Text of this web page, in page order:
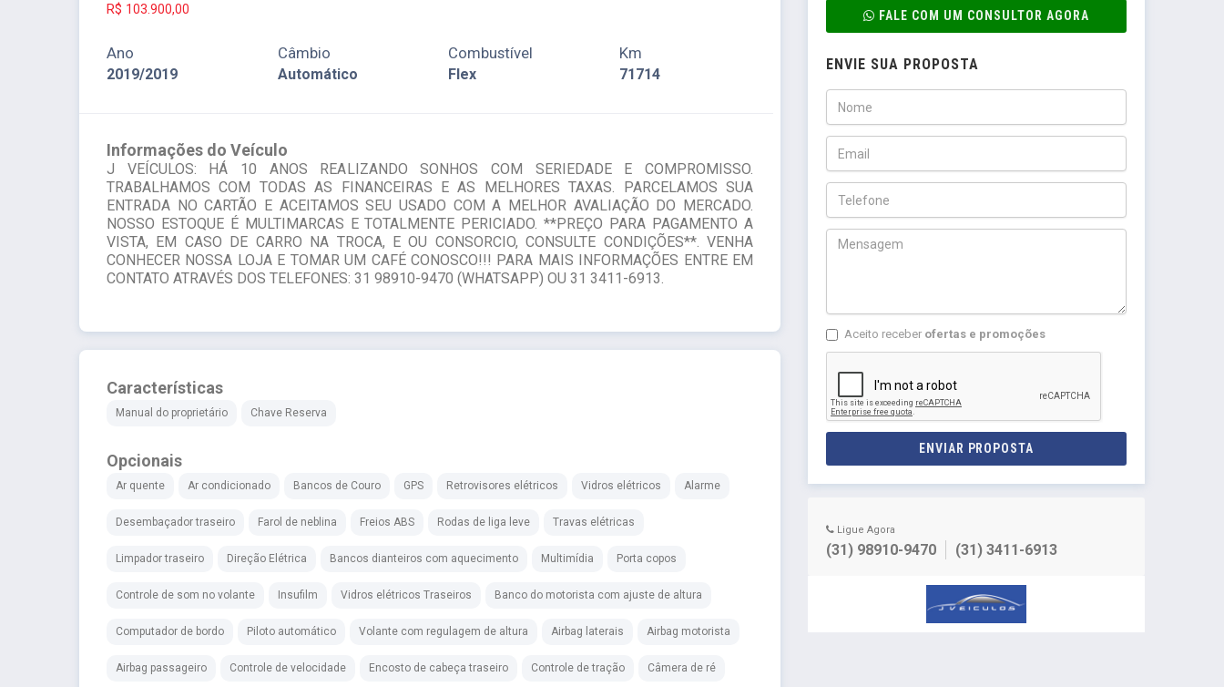
R$ 103.900,00
Ano
2019/2019
Câmbio
Automático
Combustível
Flex
Km
71714
Informações do Veículo
J VEÍCULOS: HÁ 10 ANOS REALIZANDO SONHOS COM SERIEDADE E COMPROMISSO.
TRABALHAMOS COM TODAS AS FINANCEIRAS E AS MELHORES TAXAS. PARCELAMOS SUA
ENTRADA NO CARTÃO E ACEITAMOS SEU USADO COM A MELHOR AVALIAÇÃO DO MERCADO.
NOSSO ESTOQUE É MULTIMARCAS E TOTALMENTE PERICIADO. **PREÇO PARA PAGAMENTO A
VISTA, EM CASO DE CARRO NA TROCA, E OU CONSORCIO, CONSULTE CONDIÇÕES**. VENHA
CONHECER NOSSA LOJA E TOMAR UM CAFÉ CONOSCO!!! PARA MAIS INFORMAÇÕES ENTRE EM
CONTATO ATRAVÉS DOS TELEFONES: 31 98910-9470 (WHATSAPP) OU 31 3411-6913.
Características
Manual do proprietário Chave Reserva
Opcionais
Ar quente Ar condicionado Bancos de Couro GPS Retrovisores elétricos Vidros elétricos Alarme
Desembaçador traseiro Farol de neblina Freios ABS Rodas de liga leve Travas elétricas
Limpador traseiro Direção Elétrica Bancos dianteiros com aquecimento Multimídia Porta copos
Controle de som no volante Insufilm Vidros elétricos Traseiros Banco do motorista com ajuste de altura
Computador de bordo Piloto automático Volante com regulagem de altura Airbag laterais Airbag motorista
Airbag passageiro Controle de velocidade Encosto de cabeça traseiro Controle de tração Câmera de ré
FALE COM UM CONSULTOR AGORA
ENVIE SUA PROPOSTA
Aceito receber ofertas e promoções
ENVIAR PROPOSTA
Ligue Agora
(31) 98910-9470 (31) 3411-6913